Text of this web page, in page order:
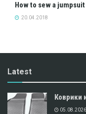
How to sew a
20.04.2018
Latest
Коврики
05.08.2026